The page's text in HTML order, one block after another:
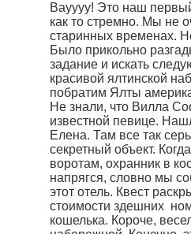
Вауууу! Это наш
как то стремно. Мы не
старинных временах.
Было прикольно
задание и искать
красивой ялтинской
побратим Ялты
Не знали, что Вилла
известной певице.
Елена. Там все так
секретный объект.
воротам, охранник в
напрягся, словно мы
этот отель. Квест
стоимости здешних
кошелька. Короче,